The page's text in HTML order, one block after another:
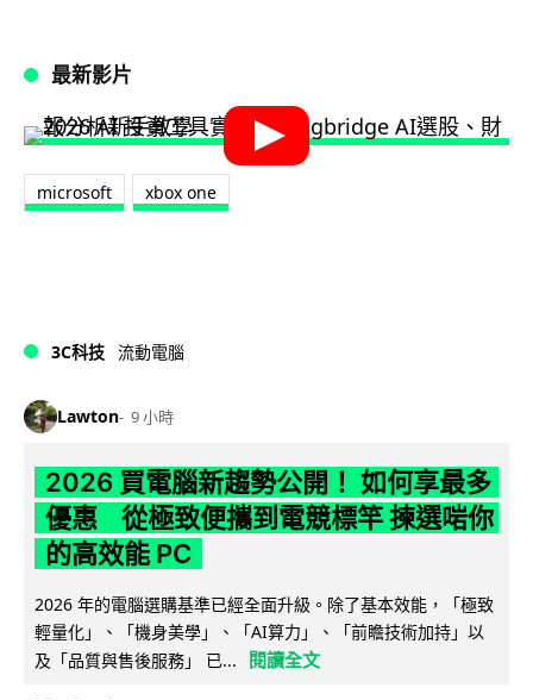
最新影片
microsoft xbox one
3C科技 流動電腦
Lawton 9 小時
2026 買電腦新趨勢公開！ 如何享最多
優惠 從極致便攜到電競標竿 揀選啱你
的高效能 PC
2026 年的電腦選購基準已經全面升級。除了基本效能，「極致
輕量化」、「機身美學」、「AI算力」、「前瞻技術加持」以
及「品質與售後服務」 已...
閱讀全文